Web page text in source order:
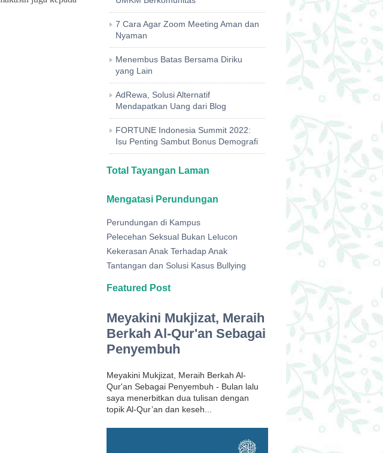
7 Cara Agar Zoom Meeting Aman dan
Nyaman
Menembus Batas Bersama Diriku
yang Lain
AdRewa, Solusi Alternatif
Mendapatkan Uang dari Blog
FORTUNE Indonesia Summit 2022:
Isu Penting Sambut Bonus Demografi
Total Tayangan Laman
Mengatasi Perundungan
Perundungan di Kampus
Pelecehan Seksual Bukan Lelucon
Kekerasan Anak Terhadap Anak
Tantangan dan Solusi Kasus Bullying
Featured Post
Meyakini Mukjizat, Meraih
Berkah Al-Qur'an Sebagai
Penyembuh
Meyakini Mukjizat, Meraih Berkah Al-
Qur'an Sebagai Penyembuh - Bulan lalu
saya menerbitkan dua tulisan dengan
topik Al-Qur’an dan keseh...